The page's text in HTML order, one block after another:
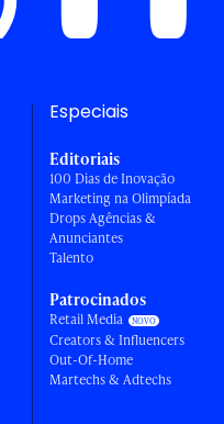
Especiais
Editoriais
100 Dias de Inovação
Marketing na Olimpíada
Drops Agências &
Anunciantes
Talento
Patrocinados
Retail Media
Creators & Influencers
Out-Of-Home
Martechs & Adtechs